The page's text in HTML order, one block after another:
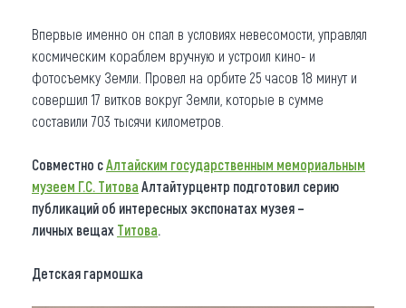
Впервые именно он спал в условиях невесомости, управлял
космическим кораблем вручную и устроил кино- и
фотосъемку Земли. Провел на орбите 25 часов 18 минут и
совершил 17 витков вокруг Земли, которые в сумме
составили 703 тысячи километров.
Совместно сАлтайским государственным мемориальным
музеем Г.С. Титова Алтайтурцентр подготовил серию
публикаций об интересных экспонатах музея –
личных вещах Титова
Детская гармошка